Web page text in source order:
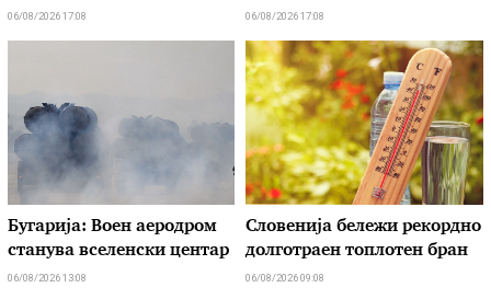
06/08/2026 17:08 06/08/2026 17:08
Бугарија: Воен аеродром
станува вселенски центар
06/08/2026 13:08
Словенија бележи рекордно
долготраен топлотен бран
06/08/2026 09:08